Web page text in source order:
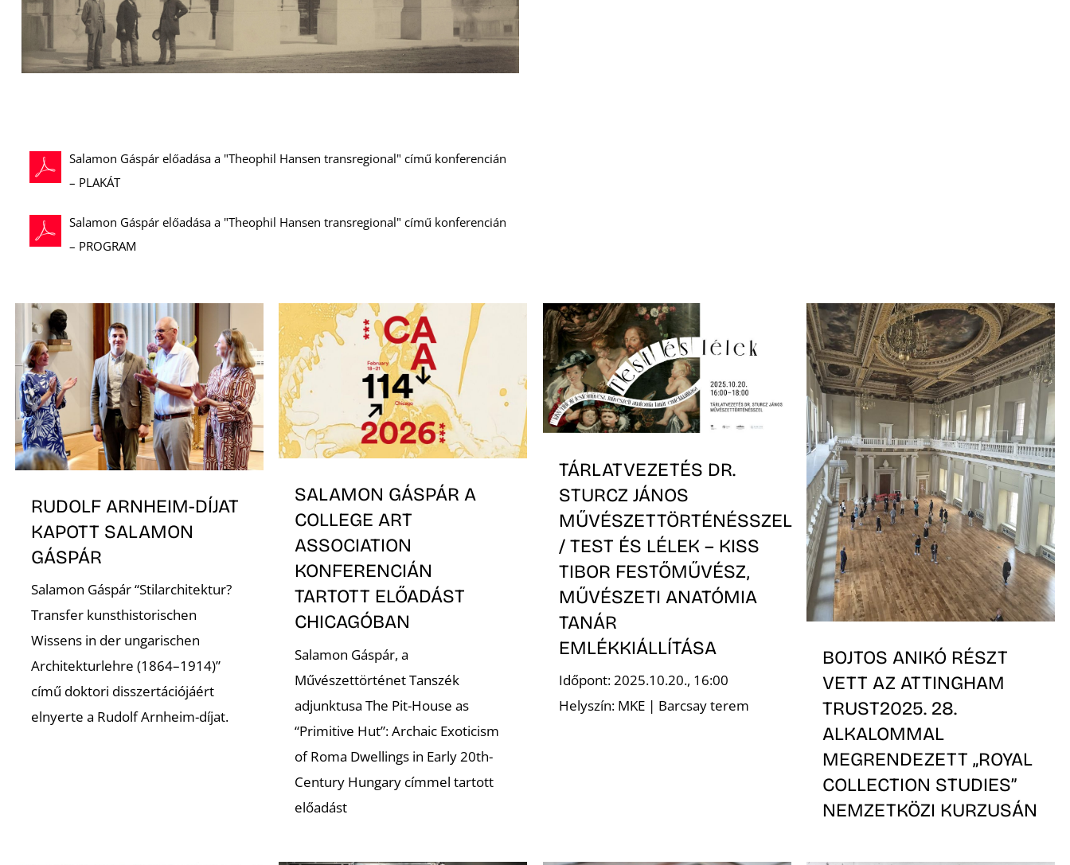
Salamon Gáspár előadása a "Theophil Hansen transregional" című konferencián
– PLAKÁT
Salamon Gáspár előadása a "Theophil Hansen transregional" című konferencián
– PROGRAM
RUDOLF ARNHEIM-DÍJAT
KAPOTT SALAMON
GÁSPÁR
Salamon Gáspár “Stilarchitektur?
Transfer kunsthistorischen
Wissens in der ungarischen
Architekturlehre (1864–1914)”
című doktori disszertációjáért
elnyerte a Rudolf Arnheim-díjat.
SALAMON GÁSPÁR A
COLLEGE ART
ASSOCIATION
KONFERENCIÁN
TARTOTT ELŐADÁST
CHICAGÓBAN
Salamon Gáspár, a
Művészettörténet Tanszék
adjunktusa The Pit-House as
“Primitive Hut”: Archaic Exoticism
of Roma Dwellings in Early 20th-
Century Hungary címmel tartott
előadást
TÁRLATVEZETÉS DR.
STURCZ JÁNOS
MŰVÉSZETTÖRTÉNÉSSZEL
/ TEST ÉS LÉLEK – KISS
TIBOR FESTŐMŰVÉSZ,
MŰVÉSZETI ANATÓMIA
TANÁR
EMLÉKKIÁLLÍTÁSA
Időpont: 2025.10.20., 16:00
Helyszín: MKE | Barcsay terem
BOJTOS ANIKÓ RÉSZT
VETT AZ ATTINGHAM
TRUST2025. 28.
ALKALOMMAL
MEGRENDEZETT „ROYAL
COLLECTION STUDIES”
NEMZETKÖZI KURZUSÁN